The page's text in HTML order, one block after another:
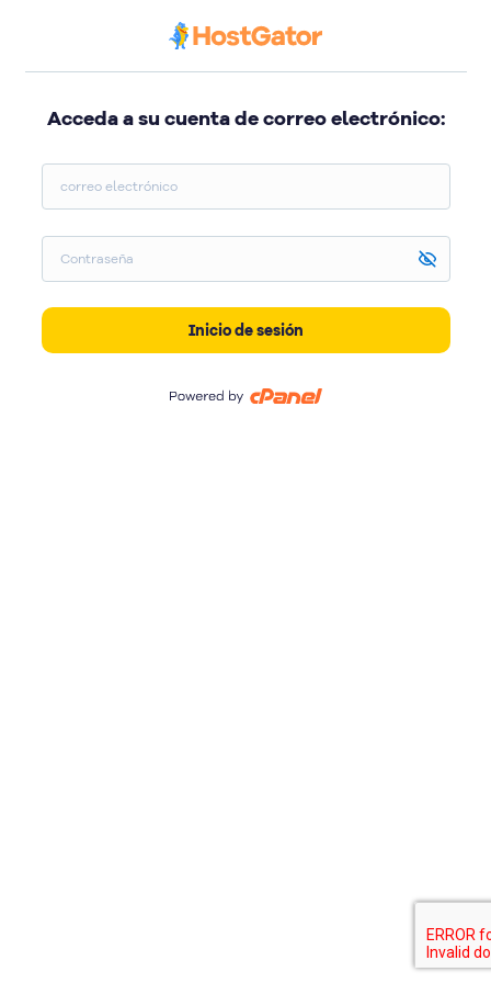
Acceda a su cuenta de correo electrónico:
Inicio de sesión